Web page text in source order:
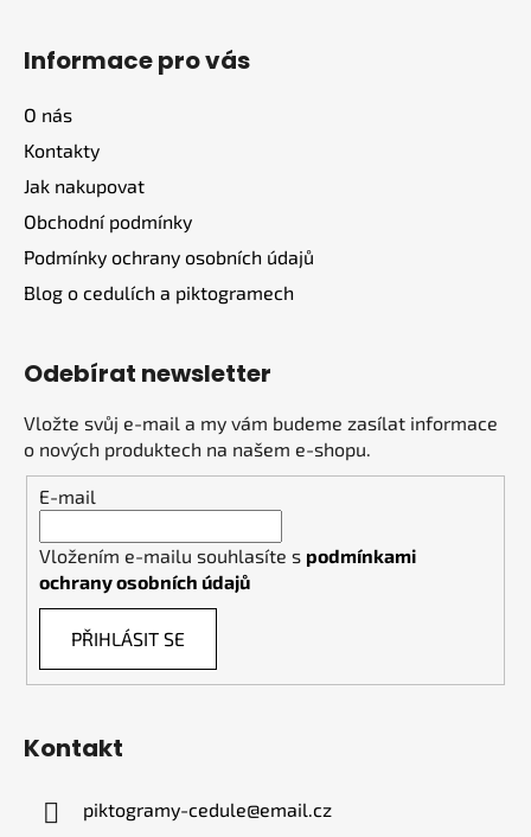
Informace pro vás
O nás
Kontakty
Jak nakupovat
Obchodní podmínky
Podmínky ochrany osobních údajů
Blog o cedulích a piktogramech
Odebírat newsletter
Vložte svůj e-mail a my vám budeme zasílat informace
o nových produktech na našem e-shopu.
E-mail
Vložením e-mailu souhlasíte s podmínkami
ochrany osobních údajů
PŘIHLÁSIT SE
Kontakt
piktogramy-cedule@email.cz